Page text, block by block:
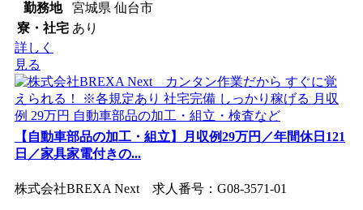
勤務地
宮城県 仙台市
寮・社宅 あり
詳しく
見る
【自動車部品の加工・組立】月収例29万円／年間休日121
日／家具家電付きの...
株式会社BREXA Next 求人番号：G08-3571-01